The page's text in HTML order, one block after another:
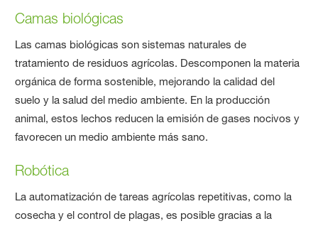
Camas biológicas
Las camas biológicas son sistemas naturales de
tratamiento de residuos agrícolas. Descomponen la materia
orgánica de forma sostenible, mejorando la calidad del
suelo y la salud del medio ambiente. En la producción
animal, estos lechos reducen la emisión de gases nocivos y
favorecen un medio ambiente más sano.
Robótica
La automatización de tareas agrícolas repetitivas, como la
cosecha y el control de plagas, es posible gracias a la